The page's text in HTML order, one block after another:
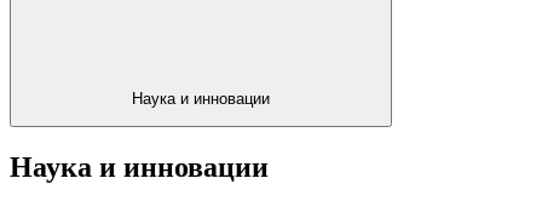
Наука и инновации
Наука и инновации